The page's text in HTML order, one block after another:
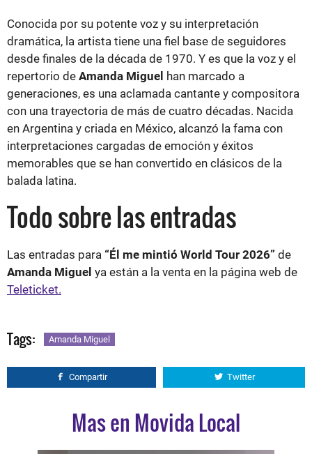
Conocida por su potente voz y su interpretación
dramática, la artista tiene una fiel base de seguidores
desde finales de la década de 1970. Y es que la voz y el
repertorio de Amanda Miguel han marcado a
generaciones, es una aclamada cantante y compositora
con una trayectoria de más de cuatro décadas. Nacida
en Argentina y criada en México, alcanzó la fama con
interpretaciones cargadas de emoción y éxitos
memorables que se han convertido en clásicos de la
balada latina.
Todo sobre las entradas
Las entradas para “Él me mintió World Tour 2026” de
Amanda Miguel ya están a la venta en la página web de
Teleticket.
Tags: Amanda Miguel
Compartir Twitter
Mas en Movida Local